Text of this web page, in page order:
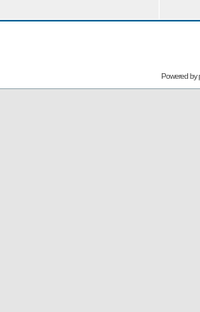
Powered by